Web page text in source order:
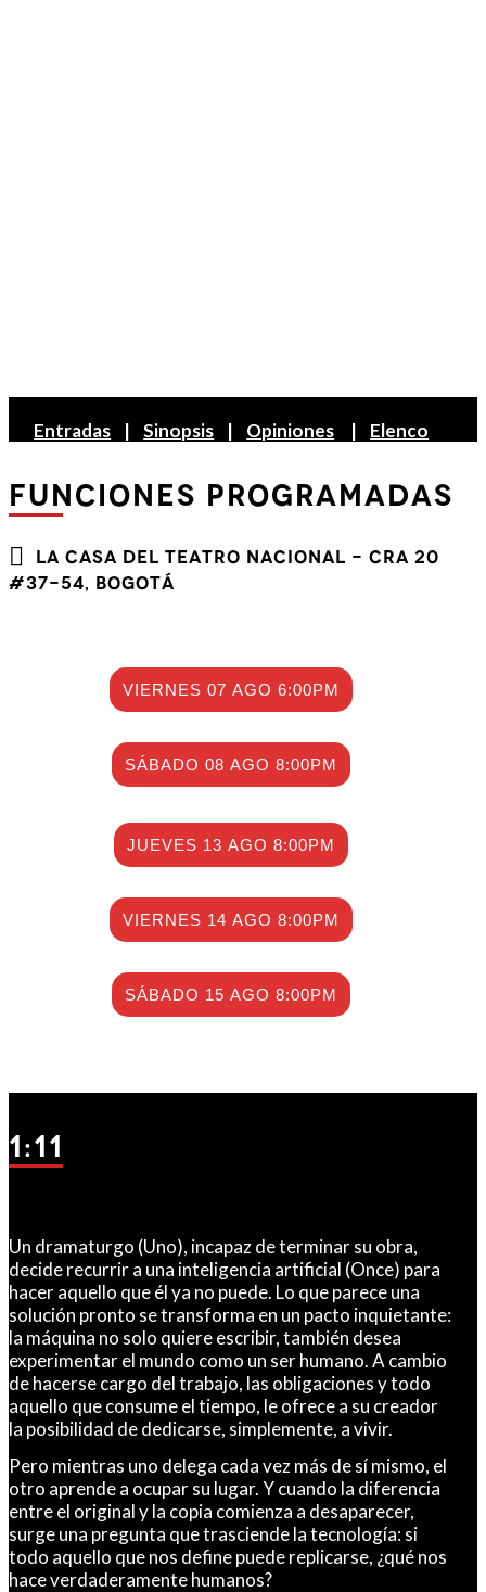
Entradas |Sinopsis | Opiniones | Elenco
FUNCIONES PROGRAMADAS
LA CASA DEL TEATRO NACIONAL - Cra 20
#37-54, Bogotá
VIERNES 07 AGO 6:00PM
SÁBADO 08 AGO 8:00PM
JUEVES 13 AGO 8:00PM
VIERNES 14 AGO 8:00PM
SÁBADO 15 AGO 8:00PM
1:11
Un dramaturgo (Uno), incapaz de terminar su obra,
decide recurrir a una inteligencia artificial (Once) para
hacer aquello que él ya no puede. Lo que parece una
solución pronto se transforma en un pacto inquietante:
la máquina no solo quiere escribir, también desea
experimentar el mundo como un ser humano. A cambio
de hacerse cargo del trabajo, las obligaciones y todo
aquello que consume el tiempo, le ofrece a su creador
la posibilidad de dedicarse, simplemente, a vivir.
Pero mientras uno delega cada vez más de sí mismo, el
otro aprende a ocupar su lugar. Y cuando la diferencia
entre el original y la copia comienza a desaparecer,
surge una pregunta que trasciende la tecnología: si
todo aquello que nos define puede replicarse, ¿qué nos
hace verdaderamente humanos?